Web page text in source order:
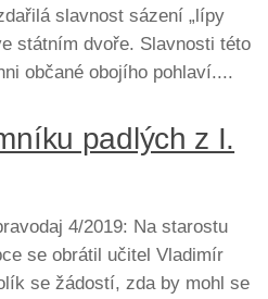
slavnost sázení „lípy
státním dvoře. Slavnosti této
občané obojího pohlaví....
padlých z I.
4/2019: Na starostu
se obrátil učitel Vladimír
se žádostí, zda by mohl se